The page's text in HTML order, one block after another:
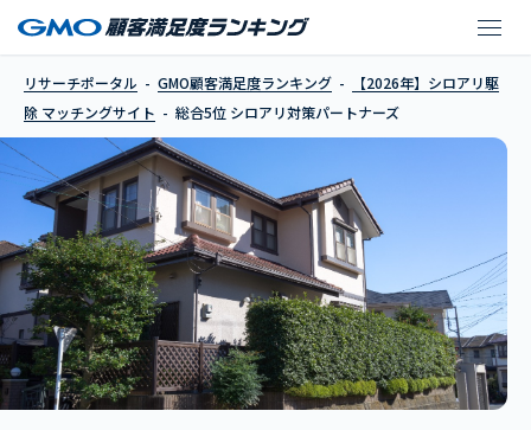
シロアリ対策パートナ
リサーチポータル GMO顧客満足度ランキング
【2026年】シロアリ駆
除 マッチングサイト
総合5位 シロアリ対策パートナーズ